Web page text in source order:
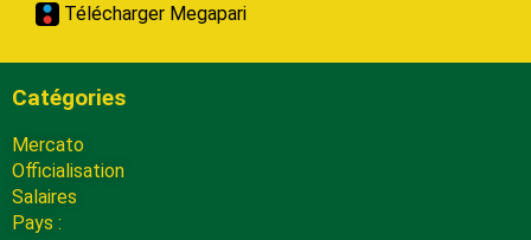
Télécharger Megapari
Catégories
Mercato
Officialisation
Salaires
Pays :